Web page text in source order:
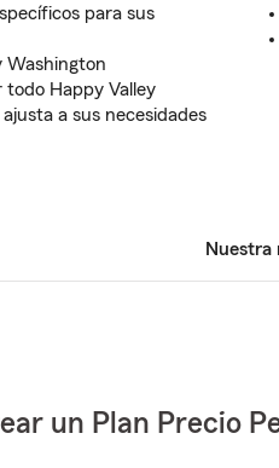
para sus
Washington
todo Happy Valley
a sus necesidades
Nuestra
un Plan Precio